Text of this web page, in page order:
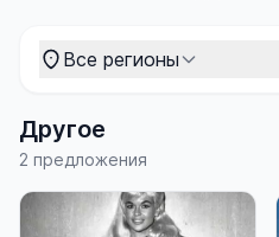
Все регионы
Другое
2 предложения